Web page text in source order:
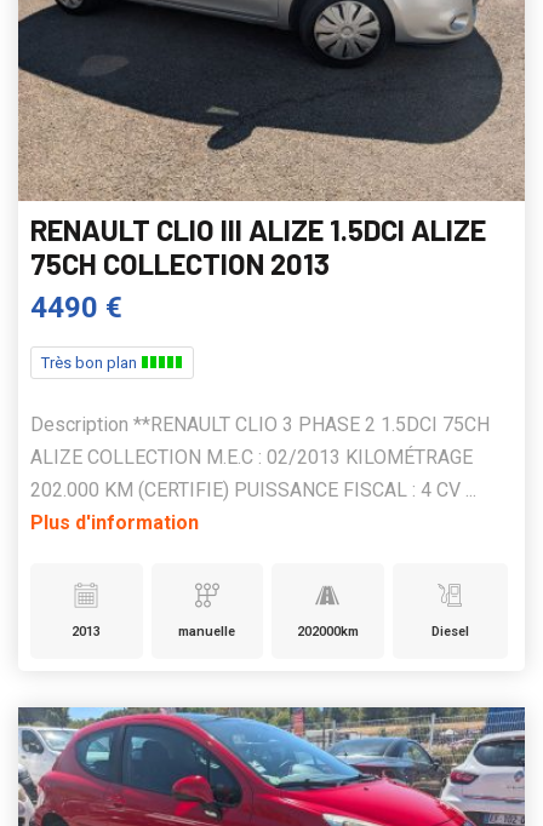
RENAULT CLIO III ALIZE 1.5DCI ALIZE
75CH COLLECTION 2013
4490 €
Très bon plan
Description **RENAULT CLIO 3 PHASE 2 1.5DCI 75CH
ALIZE COLLECTION M.E.C : 02/2013 KILOMÉTRAGE
202.000 KM (CERTIFIE) PUISSANCE FISCAL : 4 CV ...
Plus d'information
2013 manuelle 202000km Diesel